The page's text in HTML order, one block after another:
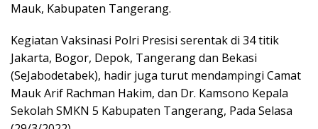
Mauk, Kabupaten Tangerang.
Kegiatan Vaksinasi Polri Presisi serentak di 34 titik
Jakarta, Bogor, Depok, Tangerang dan Bekasi
(SeJabodetabek), hadir juga turut mendampingi Camat
Mauk Arif Rachman Hakim, dan Dr. Kamsono Kepala
Sekolah SMKN 5 Kabupaten Tangerang, Pada Selasa